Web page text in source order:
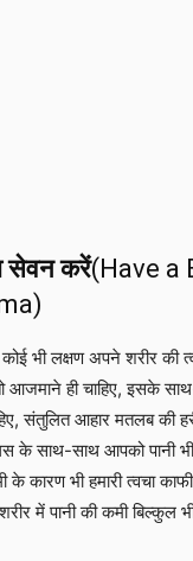
सेवन करें(Have a
भी लक्षण अपने शरीर की
ही चाहिए, इसके
संतुलित आहार मतलब की
के साथ-साथ आपको पानी भी
के कारण भी हमारी त्वचा
में पानी की कमी बिल्कुल